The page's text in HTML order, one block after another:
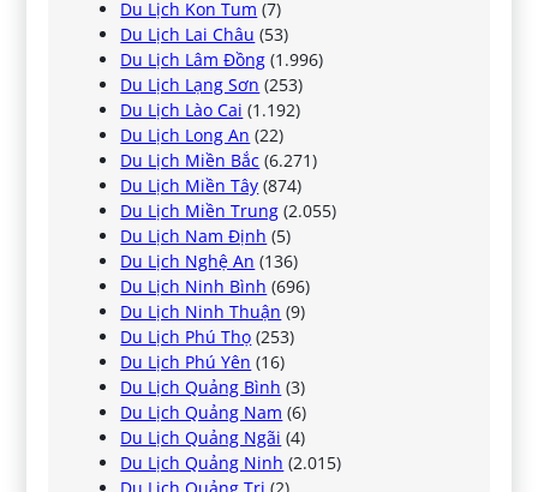
Du Lịch Kon Tum (7)
Du Lịch Lai Châu (53)
Du Lịch Lâm Đồng (1.996)
Du Lịch Lạng Sơn (253)
Du Lịch Lào Cai (1.192)
Du Lịch Long An (22)
Du Lịch Miền Bắc (6.271)
Du Lịch Miền Tây (874)
Du Lịch Miền Trung (2.055)
Du Lịch Nam Định (5)
Du Lịch Nghệ An (136)
Du Lịch Ninh Bình (696)
Du Lịch Ninh Thuận (9)
Du Lịch Phú Thọ (253)
Du Lịch Phú Yên (16)
Du Lịch Quảng Bình (3)
Du Lịch Quảng Nam (6)
Du Lịch Quảng Ngãi (4)
Du Lịch Quảng Ninh (2.015)
Du Lịch Quảng Trị (2)